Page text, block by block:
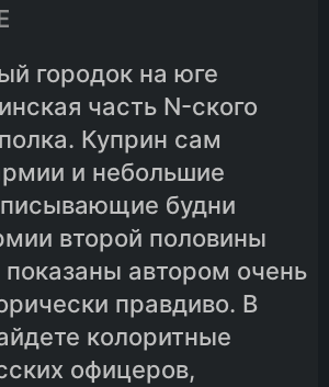
городок на юге
часть N-ского
Куприн сам
и небольшие
будни
второй половины
показаны автором очень
правдиво. В
колоритные
офицеров,